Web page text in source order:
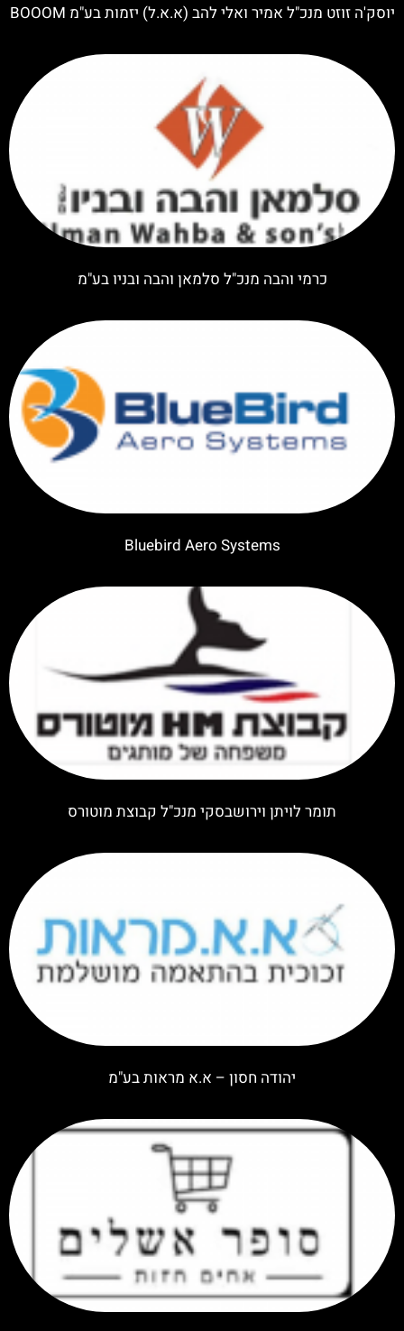
יוסק'ה זוזט מנכ"ל אמיר ואלי להב (א.א.ל) יזמות בע"מ BOOOM
כרמי והבה מנכ"ל סלמאן והבה ובניו בע"מ
Bluebird Aero Systems
תומר לויתן וירושבסקי מנכ"ל קבוצת מוטורס
יהודה חסון – א.א מראות בע"מ